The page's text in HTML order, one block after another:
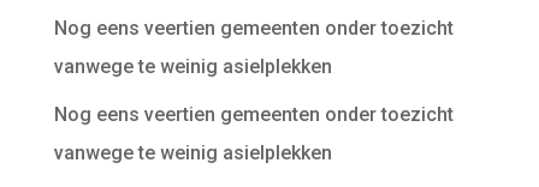
Nog eens veertien gemeenten onder toezicht
vanwege te weinig asielplekken
Nog eens veertien gemeenten onder toezicht
vanwege te weinig asielplekken